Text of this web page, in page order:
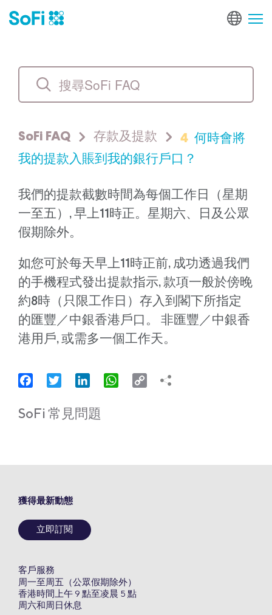
SoFi FAQ 存款及提款 4 何時會將
我的提款入賬到我的銀行戶口？
我們的提款截數時間為每個工作日（星期
一至五）, 早上11時正。星期六、日及公眾
假期除外。
如您可於每天早上11時正前, 成功透過我們
的手機程式發出提款指示, 款項一般於傍晚
約8時（只限工作日）存入到閣下所指定
的匯豐／中銀香港戶口。 非匯豐／中銀香
港用戶, 或需多一個工作天。
FacebookTwitter LinkedInWhatsApp
Copy
SoFi 常見問題
獲得最新動態
立即訂閱
客戶服務
周一至周五（公眾假期除外）
香港時間上午 9 點至凌晨 5 點
周六和周日休息